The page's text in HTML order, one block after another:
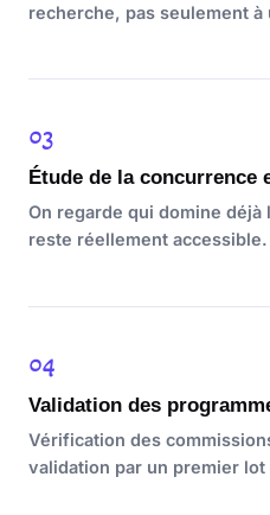
recherche, pas seulement
03
Étude de la concurrence
On regarde qui domine
reste réellement accessible.
04
Validation des
Vérification des
validation par un premier